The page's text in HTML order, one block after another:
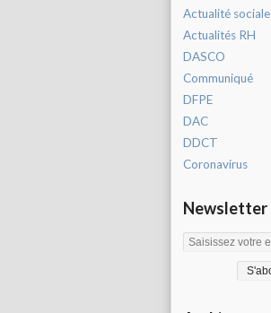
Actualité sociale
Actualités RH
DASCO
Communiqué
DFPE
DAC
DDCT
Coronavirus
Newsletter